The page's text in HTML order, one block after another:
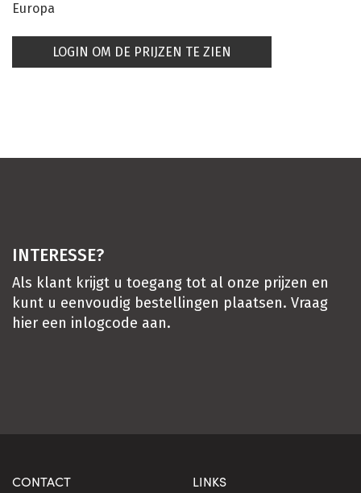
Europa
LOGIN OM DE PRIJZEN TE ZIEN
INTERESSE?
Als klant krijgt u toegang tot al onze prijzen en
kunt u eenvoudig bestellingen plaatsen. Vraag
hier een inlogcode aan.
CONTACT LINKS